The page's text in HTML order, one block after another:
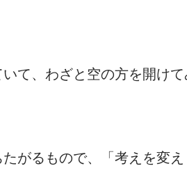
て、わざと空の方を開け
がるもので、「考えを変え